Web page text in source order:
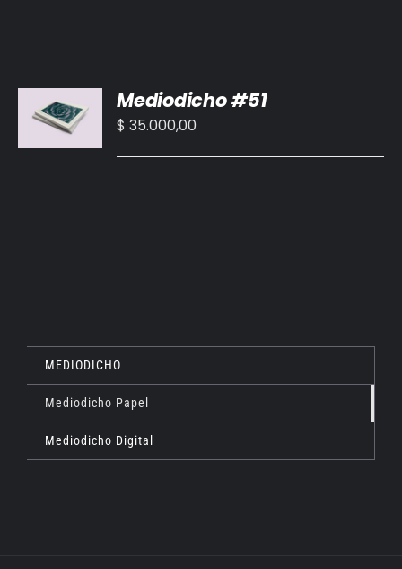
AL
CARRITO
/
Mediodicho #51
$ 35.000,00
MEDIODICHO
Mediodicho Papel
Mediodicho Digital